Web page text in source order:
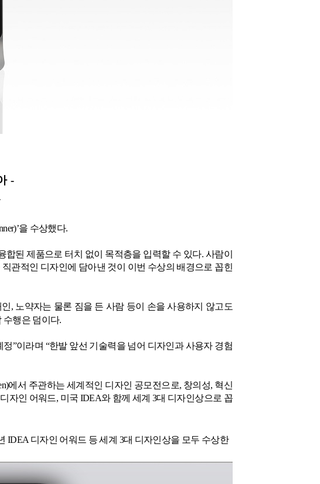
-
’을 수상했다.
합된 제품으로 터치 없이 목적층을 입력할 수 있다. 사람이
관적인 디자인에 담아낸 것이 이번 수상의 배경으로 꼽힌
, 노약자는 물론 짐을 든 사람 등이 손을 사용하지 않고도
수행은 덤이다.
”이라며 “한발 앞선 기술력을 넘어 디자인과 사용자 경험
에서 주관하는 세계적인 디자인 공모전으로, 창의성, 혁신
디자인 어워드, 미국 IDEA와 함께 세계 3대 디자인상으로 꼽
IDEA 디자인 어워드 등 세계 3대 디자인상을 모두 수상한